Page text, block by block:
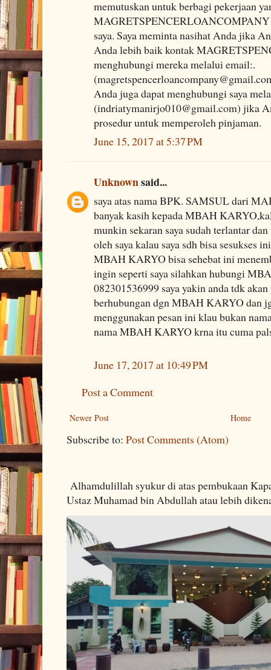
memutuskan untuk berbagi pekerjaan
MAGRETSPENCERLOANCOMPANY
saya. Saya meminta nasihat Anda jika
Anda lebih baik kontak
menghubungi mereka melalui email:.
Anda juga dapat menghubungi saya
(indriatymanirjo010@gmail.com) jika
prosedur untuk memperoleh pinjaman.
June 15, 2017 at 5:37 PM
Unknownsaid...
saya atas nama BPK. SAMSUL dari
banyak kasih kepada MBAH
munkin sekaran saya sudah terlantar
oleh saya kalau saya sdh bisa sesukses
MBAH KARYO bisa sehebat ini
ingin seperti saya silahkan hubungi
082301536999 saya yakin anda tdk
berhubungan dgn MBAH KARYO dan
menggunakan pesan ini klau bukan
nama MBAH KARYO krna itu cuma
June 17, 2017 at 10:49 PM
Post a Comment
Newer Post Home
Subscribe to: Post Comments (Atom)
Alhamdulillah syukur di atas pembukaan
Ustaz Muhamad bin Abdullah atau lebih